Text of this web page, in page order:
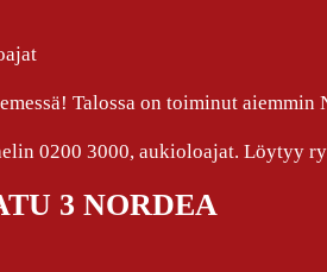
Talossa on toiminut
0200 3000, aukioloajat. Löytyy
3 NORDEA